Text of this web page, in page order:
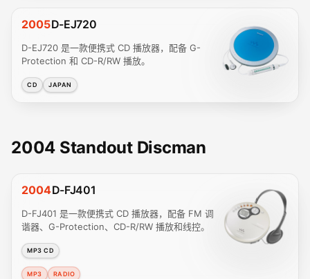
2005D-EJ720
D-EJ720 是一款便携式 CD 播放器，配备 G-
Protection 和 CD-R/RW 播放。
CD JAPAN
2004 Standout Discman
2004D-FJ401
D-FJ401 是一款便携式 CD 播放器，配备 FM 调
谐器、G-Protection、CD-R/RW 播放和线控。
MP3 CD
MP3 RADIO